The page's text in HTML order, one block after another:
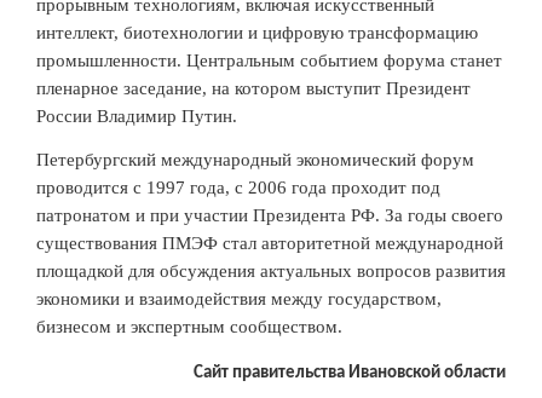
прорывным технологиям, включая искусственный
интеллект, биотехнологии и цифровую трансформацию
промышленности. Центральным событием форума станет
пленарное заседание, на котором выступит Президент
России Владимир Путин.
Петербургский международный экономический форум
проводится с 1997 года, с 2006 года проходит под
патронатом и при участии Президента РФ. За годы своего
существования ПМЭФ стал авторитетной международной
площадкой для обсуждения актуальных вопросов развития
экономики и взаимодействия между государством,
бизнесом и экспертным сообществом.
Сайт правительства Ивановской области